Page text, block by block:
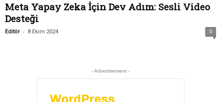
Meta Yapay Zeka İçin Dev Adım: Sesli Video
Desteği
Editör - 8 Ekim 2024 0
- Advertisement -